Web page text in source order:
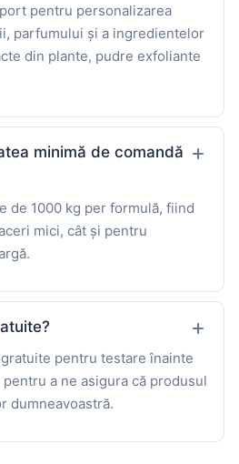
pentru personalizarea
parfumului și a ingredientelor
din plante, pudre exfoliante
minimă de comandă
de 1000 kg per formulă, fiind
mici, cât și pentru
pentru testare înainte
a ne asigura că produsul
dumneavoastră.